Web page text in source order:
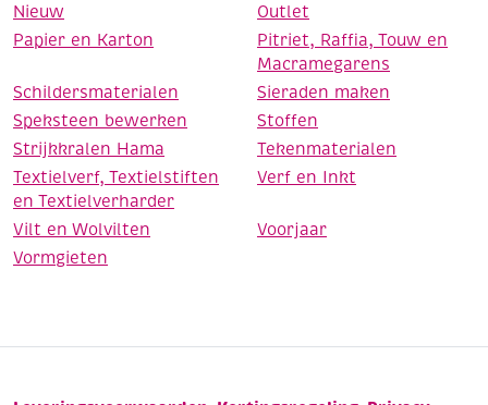
Nieuw
Outlet
Papier en Karton
Pitriet, Raffia, Touw en
Macramegarens
Schildersmaterialen
Sieraden maken
Speksteen bewerken
Stoffen
Strijkkralen Hama
Tekenmaterialen
Textielverf, Textielstiften
en Textielverharder
Verf en Inkt
Vilt en Wolvilten
Voorjaar
Vormgieten